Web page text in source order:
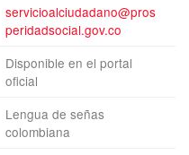
servicioalciudadano@pros
peridadsocial.gov.co
Disponible en el portal
oficial
Lengua de señas
colombiana